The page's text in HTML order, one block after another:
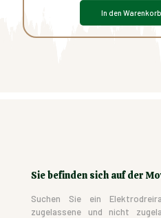
In den Warenkorb
Sie befinden sich auf der
Suchen Sie ein
zugelassene und nicht